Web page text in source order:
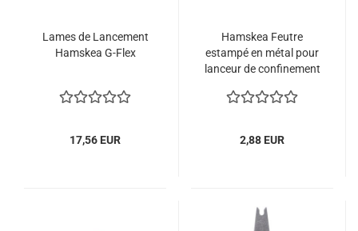
Lames de Lancement
Hamskea G-Flex
17,56 EUR
Hamskea Feutre
estampé en métal pour
lanceur de confinement
2,88 EUR